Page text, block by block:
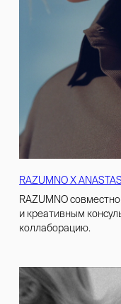
RAZUMNO Х
RAZUMNO
и креативным
коллаборацию.